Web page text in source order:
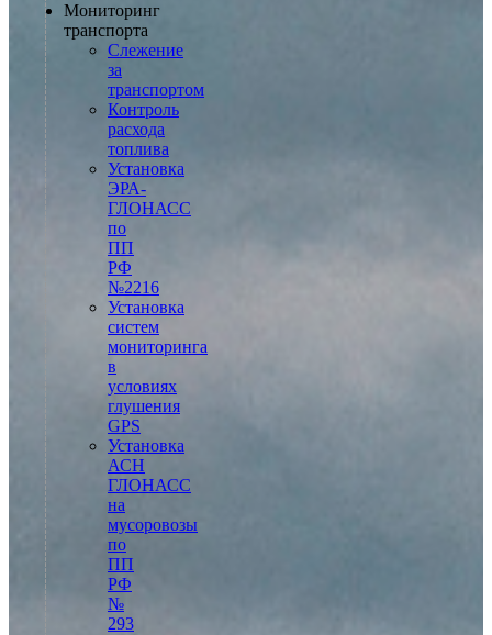
Мониторинг
транспорта
Слежение
за
транспортом
Контроль
расхода
топлива
Установка
ЭРА-
ГЛОНАСС
по
ПП
РФ
№2216
Установка
систем
мониторинга
в
условиях
глушения
GPS
Установка
АСН
ГЛОНАСС
на
мусоровозы
по
ПП
РФ
№
293